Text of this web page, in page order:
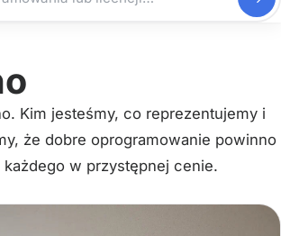
Kim jesteśmy, co reprezentujemy i
że dobre oprogramowanie powinno
w przystępnej cenie.